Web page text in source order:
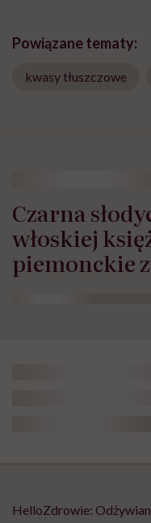
Powiązane tematy:
kwasy tłuszczowe
Czarna
włoskiej
piemonckie
HelloZdrowie: